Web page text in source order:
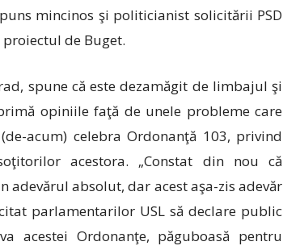
mincinos şi politicianist solicitării PSD
de Buget.
spune că este dezamăgit de limbajul şi
opiniile faţă de unele probleme care
acum) celebra Ordonanţă 103, privind
acestora. „Constat din nou că
adevărul absolut, dar acest aşa-zis adevăr
parlamentarilor USL să declare public
acestei Ordonanţe, păguboasă pentru